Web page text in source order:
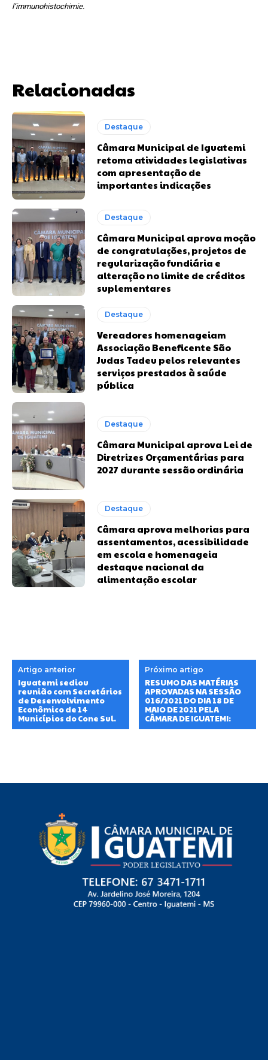
l’immunohistochimie.
Relacionadas
Destaque
Câmara Municipal de Iguatemi
retoma atividades legislativas
com apresentação de
importantes indicações
Destaque
Câmara Municipal aprova moção
de congratulações, projetos de
regularização fundiária e
alteração no limite de créditos
suplementares
Destaque
Vereadores homenageiam
Associação Beneficente São
Judas Tadeu pelos relevantes
serviços prestados à saúde
pública
Destaque
Câmara Municipal aprova Lei de
Diretrizes Orçamentárias para
2027 durante sessão ordinária
Destaque
Câmara aprova melhorias para
assentamentos, acessibilidade
em escola e homenageia
destaque nacional da
alimentação escolar
Artigo anterior
Iguatemi sediou
reunião com Secretários
de Desenvolvimento
Econômico de 14
Municípios do Cone Sul.
Próximo artigo
RESUMO DAS MATÉRIAS
APROVADAS NA SESSÃO
016/2021 DO DIA 18 DE
MAIO DE 2021 PELA
CÂMARA DE IGUATEMI: